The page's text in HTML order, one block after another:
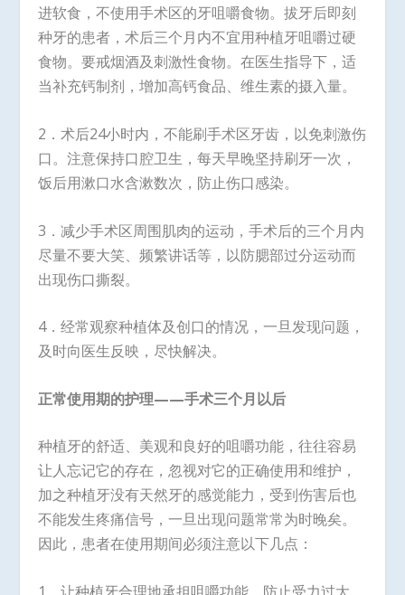
进软食，不使用手术区的牙咀嚼食物。拔牙后即刻
种牙的患者，术后三个月内不宜用种植牙咀嚼过硬
食物。要戒烟酒及刺激性食物。在医生指导下，适
当补充钙制剂，增加高钙食品、维生素的摄入量。
2．术后24小时内，不能刷手术区牙齿，以免刺激伤
口。注意保持口腔卫生，每天早晚坚持刷牙一次，
饭后用漱口水含漱数次，防止伤口感染。
3．减少手术区周围肌肉的运动，手术后的三个月内
尽量不要大笑、频繁讲话等，以防腮部过分运动而
出现伤口撕裂。
4．经常观察种植体及创口的情况，一旦发现问题，
及时向医生反映，尽快解决。
正常使用期的护理——手术三个月以后
种植牙的舒适、美观和良好的咀嚼功能，往往容易
让人忘记它的存在，忽视对它的正确使用和维护，
加之种植牙没有天然牙的感觉能力，受到伤害后也
不能发生疼痛信号，一旦出现问题常常为时晚矣。
因此，患者在使用期间必须注意以下几点：